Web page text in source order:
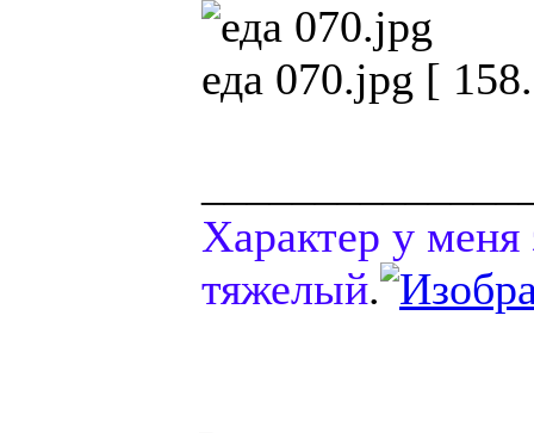
еда 070.jpg [
Характер у меня
тяжелый.